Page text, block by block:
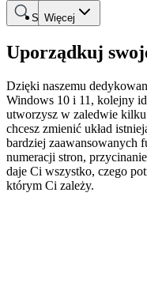
Więcej
Szukaj
Uporządkuj
Dzięki naszemu
Windows 10 i 11, kolejny
utworzysz w zaledwie
chcesz zmienić układ
bardziej zaawansowanych
numeracji stron,
daje Ci wszystko, czego
którym Ci zależy.